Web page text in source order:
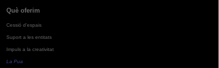
Què oferim
Cessió d'espais
Suport a les entitats
Impuls a la creativitat
La Pua